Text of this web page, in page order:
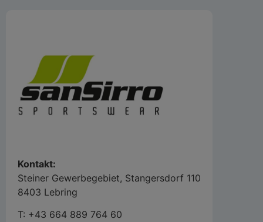
Kontakt:
Steiner Gewerbegebiet, Stangersdorf 110
8403 Lebring
T: +43 664 889 764 60